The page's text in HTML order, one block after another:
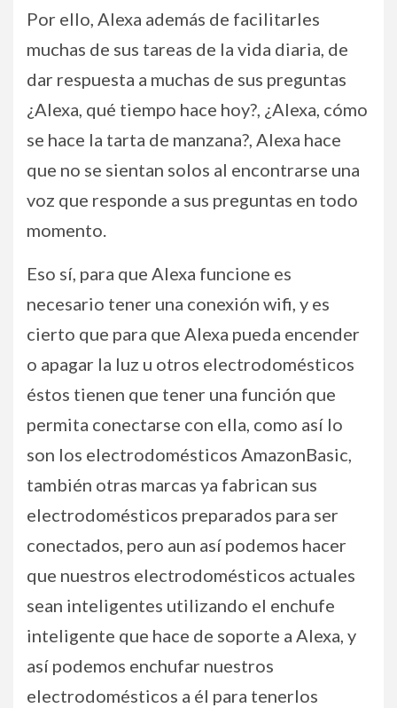
Por ello, Alexa además de facilitarles
muchas de sus tareas de la vida diaria, de
dar respuesta a muchas de sus preguntas
¿Alexa, qué tiempo hace hoy?, ¿Alexa, cómo
se hace la tarta de manzana?, Alexa hace
que no se sientan solos al encontrarse una
voz que responde a sus preguntas en todo
momento.
Eso sí, para que Alexa funcione es
necesario tener una conexión wifi, y es
cierto que para que Alexa pueda encender
o apagar la luz u otros electrodomésticos
éstos tienen que tener una función que
permita conectarse con ella, como así lo
son los electrodomésticos AmazonBasic,
también otras marcas ya fabrican sus
electrodomésticos preparados para ser
conectados, pero aun así podemos hacer
que nuestros electrodomésticos actuales
sean inteligentes utilizando el enchufe
inteligente que hace de soporte a Alexa, y
así podemos enchufar nuestros
electrodomésticos a él para tenerlos